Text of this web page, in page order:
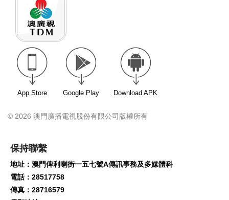
App Store Google Play Download APK
© 2026 澳門廣播電視股份有限公司版權所有
保持聯繫
地址：澳門俾利喇街一五七號A傳訊事務及多媒體科
電話：28517758
傳真：28716579